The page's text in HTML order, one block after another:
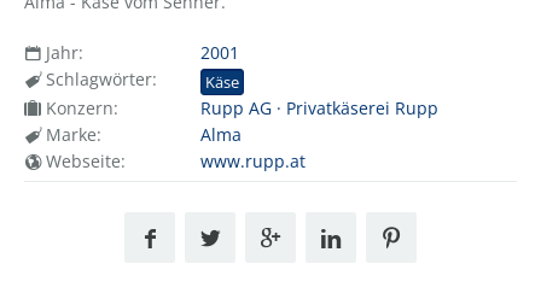
Jahr:
2001
Schlagwörter:
Käse
Konzern:
Rupp AG · Privatkäserei Rupp
Marke:
Alma
Webseite:
www.rupp.at